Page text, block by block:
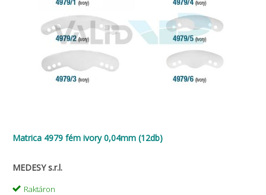
Matrica 4979 fém ivory 0,04mm (12db)
MEDESY s.r.l.
Raktáron